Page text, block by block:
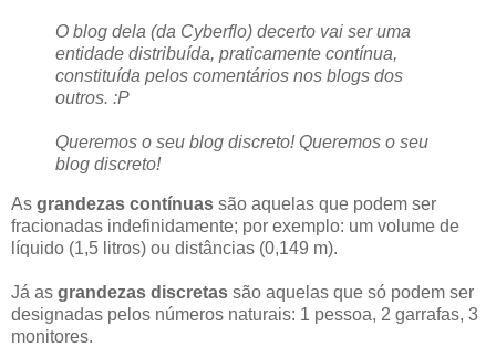
O blog dela (da Cyberflo) decerto vai ser uma
entidade distribuída, praticamente contínua,
constituída pelos comentários nos blogs dos
outros. :P
Queremos o seu blog discreto! Queremos o seu
blog discreto!
As grandezas contínuas são aquelas que podem ser
fracionadas indefinidamente; por exemplo: um volume de
líquido (1,5 litros) ou distâncias (0,149 m).
Já as grandezas discretas são aquelas que só podem ser
designadas pelos números naturais: 1 pessoa, 2 garrafas, 3
monitores.